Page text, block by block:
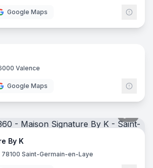
Google Maps
9
Valence
Google Maps
By K
78100 Saint-Germain-en-Laye